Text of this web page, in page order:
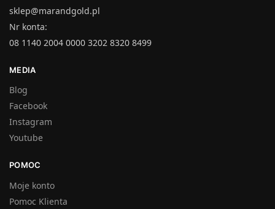
sklep@marandgold.pl
Nr konta:
08 1140 2004 0000 3202 8320 8499
MEDIA
Blog
Facebook
Instagram
Youtube
POMOC
Moje konto
Pomoc Klienta